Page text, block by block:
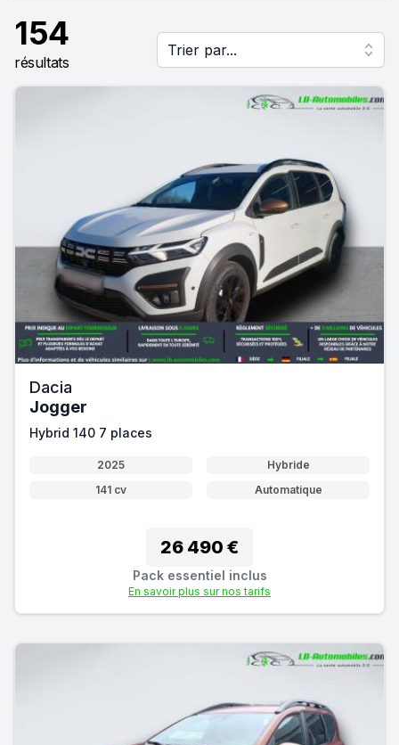
154
résultats
Trier par...
Dacia
Jogger
Hybrid 140 7 places
2025
Hybride
141 cv
Automatique
26 490 €
Pack essentiel inclus
En savoir plus sur nos tarifs